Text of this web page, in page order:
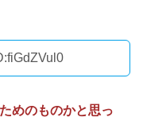
めのものかと思っ